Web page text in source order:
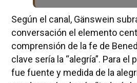
Según el canal, Gänswein
conversación el elemento
comprensión de la fe de
clave sería la “alegría”. Para el
fue fuente y medida de la